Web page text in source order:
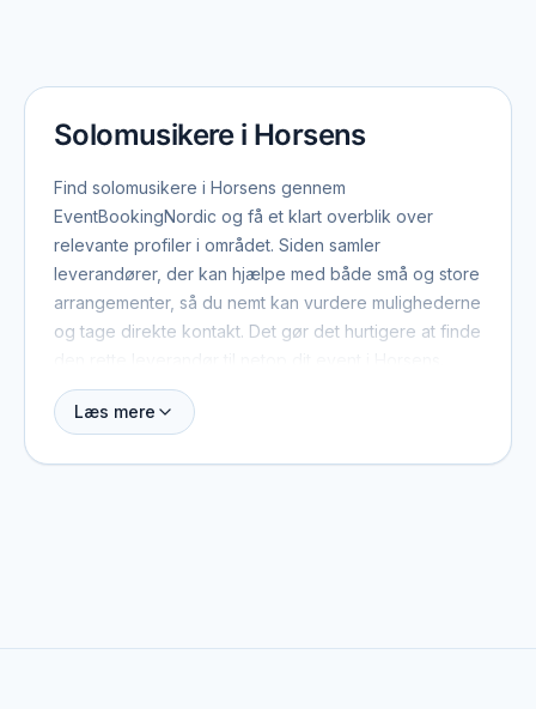
Solomusikere i Horsens
Find solomusikere i Horsens gennem
EventBookingNordic og få et klart overblik over
relevante profiler i området. Siden samler
leverandører, der kan hjælpe med både små og store
arrangementer, så du nemt kan vurdere mulighederne
og tage direkte kontakt. Det gør det hurtigere at finde
Når du booker solomusikere i Horsens, er der typisk
Horsens dækker både centrum og omegn, og mange
Læs mere